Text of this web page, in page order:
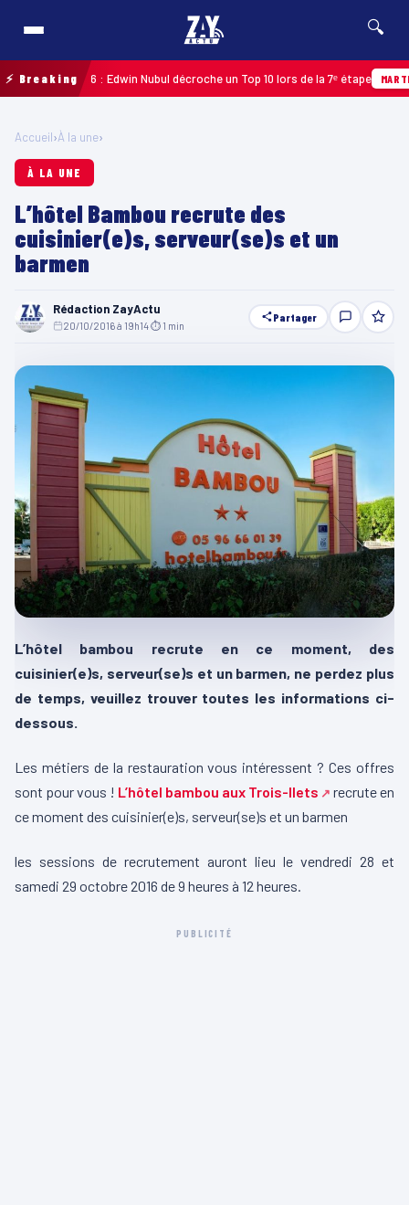
🔍
⚡ Breaking
2026 : Edwin Nubul décroche un Top 10 lors de la 7ᵉ étape
Accueil›À la une›
À LA UNE
L’hôtel Bambou recrute des
cuisinier(e)s, serveur(se)s et un
barmen
Rédaction ZayActu
20/10/2016 à 19h14⏱ 1 min
Partager
L’hôtel bambou recrute en ce moment, des
cuisinier(e)s, serveur(se)s et un barmen, ne perdez plus
de temps, veuillez trouver toutes les informations ci-
dessous.
Les métiers de la restauration vous intéressent ? Ces offres
sont pour vous ! L’hôtel bambou aux Trois-Ilets
recrute en
ce moment des cuisinier(e)s, serveur(se)s et un barmen
les sessions de recrutement auront lieu le vendredi 28 et
samedi 29 octobre 2016 de 9 heures à 12 heures.
PUBLICITÉ